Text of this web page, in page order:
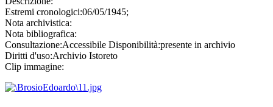
Estremi cronologici:06/05/1945;
Nota archivistica:
Nota bibliografica:
Consultazione:Accessibile Disponibilità:presente in archivio
Diritti d'uso:Archivio Istoreto
Clip immagine: